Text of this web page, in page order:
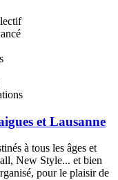
et Lausanne
à tous les âges et
New Style... et bien
pour le plaisir de